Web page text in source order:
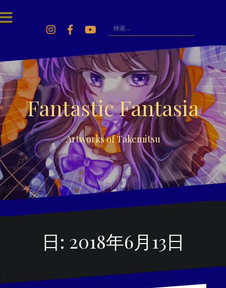
to
content
InstagramFacebookYoutube
検
索:
Fantastic Fantasia
Artworks of Takemitsu
日: 2018年6月13日